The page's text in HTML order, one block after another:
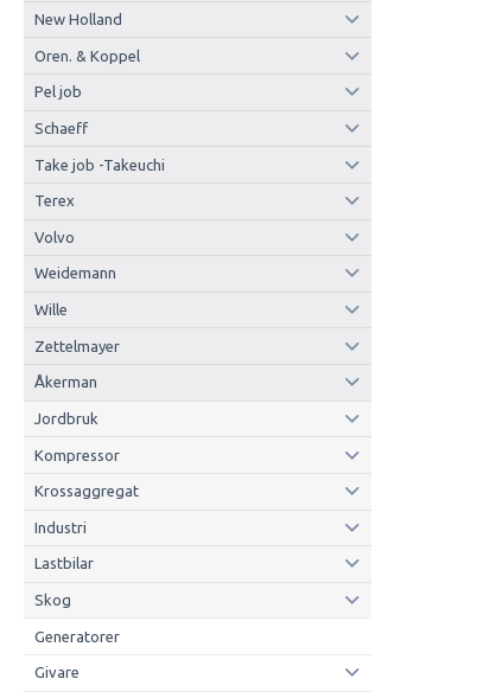
New Holland
Oren. & Koppel
Pel job
Schaeff
Take job -Takeuchi
Terex
Volvo
Weidemann
Wille
Zettelmayer
Åkerman
Jordbruk
Kompressor
Krossaggregat
Industri
Lastbilar
Skog
Generatorer
Givare